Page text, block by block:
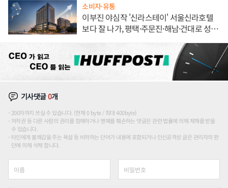
소비자·유통
이부진 야심작 '신라스테이' 서울신라호텔
보다 잘 나가, 평택·주문진·해남·건대로 성
기사댓글0개
200자까지 쓰실 수 있습니다. (현재 0 byte / 최대 400byte)
저작권 등 다른 사람의 권리를 침해하거나 명예를 훼손하는 댓글은 관련 법률에 의해 제재를 받을
수 있습니다.
타인에게 불쾌감을 주는 욕설 등 비하하는 단어가 내용에 포함되거나 인신공격성 글은 관리자의 판
단에 의해 삭제 합니다.